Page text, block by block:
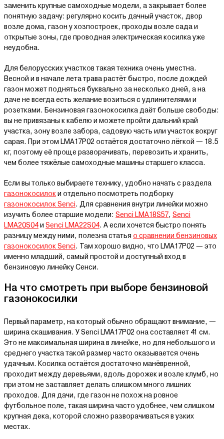
заменить крупные самоходные модели, а закрывает более
понятную задачу: регулярно косить дачный участок, двор
возле дома, газон у хозпостроек, проходы возле сада и
открытые зоны, где проводная электрическая косилка уже
неудобна.
Для белорусских участков такая техника очень уместна.
Весной и в начале лета трава растёт быстро, после дождей
газон может подняться буквально за несколько дней, а на
даче не всегда есть желание возиться с удлинителями и
розетками. Бензиновая газонокосилка даёт больше свободы:
вы не привязаны к кабелю и можете пройти дальний край
участка, зону возле забора, садовую часть или участок вокруг
сарая. При этом LMA17P02 остаётся достаточно лёгкой — 18.5
кг, поэтому её проще разворачивать, перевозить и хранить,
чем более тяжёлые самоходные машины старшего класса.
Если вы только выбираете технику, удобно начать с раздела
газонокосилоки отдельно посмотреть подборку
газонокосилок Senci. Для сравнения внутри линейки можно
изучить более старшие модели: Senci LMA18S57, Senci
LMA20S04и Senci LMA22S04. А если хочется быстро понять
разницу между ними, полезна статья о сравнении бензиновых
газонокосилок Senci. Там хорошо видно, что LMA17P02 — это
именно младший, самый простой и доступный вход в
бензиновую линейку Сенси.
На что смотреть при выборе бензиновой
газонокосилки
Первый параметр, на который обычно обращают внимание, —
ширина скашивания. У Senci LMA17P02 она составляет 41 см.
Это не максимальная ширина в линейке, но для небольшого и
среднего участка такой размер часто оказывается очень
удачным. Косилка остаётся достаточно манёвренной,
проходит между деревьями, вдоль дорожек и возле клумб, но
при этом не заставляет делать слишком много лишних
проходов. Для дачи, где газон не похож на ровное
футбольное поле, такая ширина часто удобнее, чем слишком
крупная дека, которой сложно разворачиваться в узких
местах.